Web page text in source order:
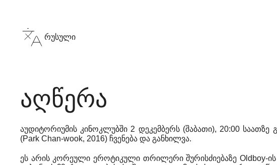
რუსული
აღწერა
აუდიტორიუმის კინოკლუბში 2 დეკემბერს (შაბათი), 20:00
(Park Chan-wook, 2016) ჩვენება და განხილვა.
ეს არის კორეული ეროტიკული თრილერი შურისძიებაზე Oldboy-